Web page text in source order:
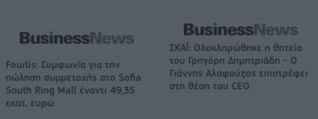
Fourlis: Συμφωνία για την
πώληση συμμετοχής στο Sofia
South Ring Mall έναντι 49,35
εκατ. ευρώ
ΣΚΑΪ: Ολοκληρώθηκε η θητεία
του Γρηγόρη Δημητριάδη - Ο
Γιάννης Αλαφούζος επιστρέφει
στη θέση του CEO